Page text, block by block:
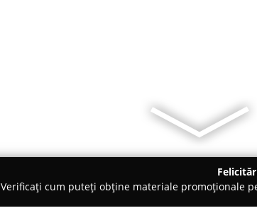
Verificați cum puteți obține materiale promoționale